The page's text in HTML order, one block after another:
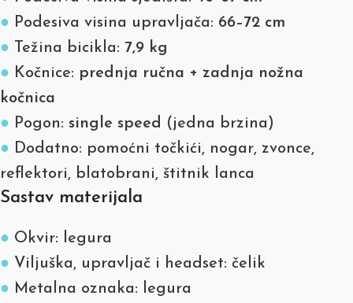
● Podesiva visina upravljača: 66–72 cm
● Težina bicikla: 7,9 kg
● Kočnice: prednja ručna + zadnja nožna
kočnica
● Pogon: single speed (jedna brzina)
● Dodatno: pomoćni točkići, nogar, zvonce,
reflektori, blatobrani, štitnik lanca
Sastav materijala
● Okvir: legura
● Viljuška, upravljač i headset: čelik
● Metalna oznaka: legura